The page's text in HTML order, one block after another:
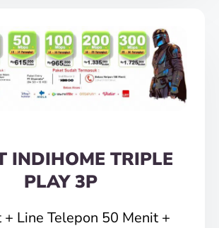
INDIHOME TRIPLE
PLAY 3P
+ Line Telepon 50 Menit +